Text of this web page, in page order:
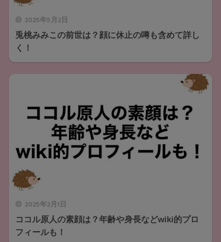
2025年5月2日
兎桃みみこの前世は？顔に休止の噂も含めて詳し
く！
2025年2月1日
ココル原人の素顔は？年齢や身長などwiki的プロ
フィールも！